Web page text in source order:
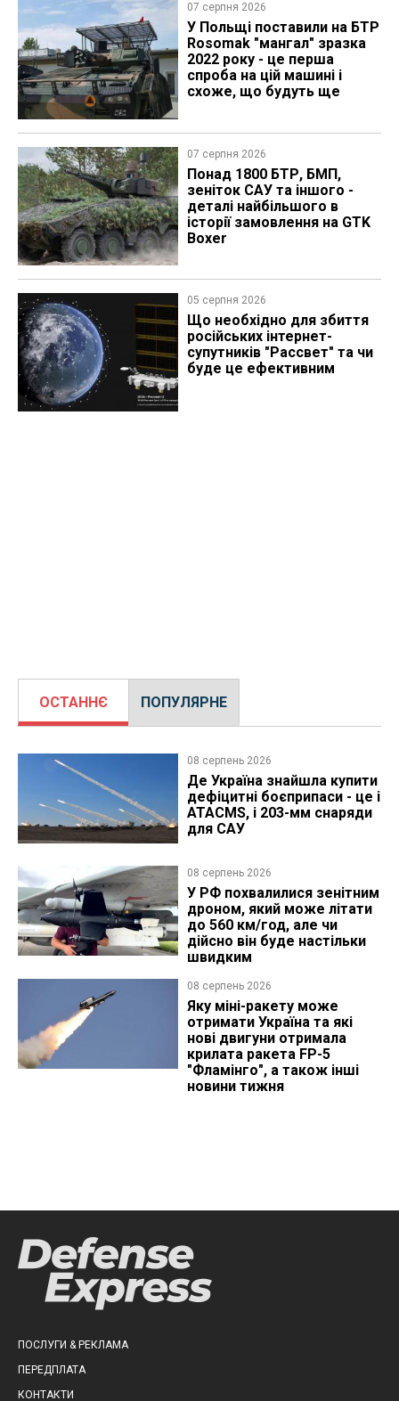
07 серпня 2026
У Польщі поставили на БТР
Rosomak "мангал" зразка
2022 року - це перша
спроба на цій машині і
схоже, що будуть ще
07 серпня 2026
Понад 1800 БТР, БМП,
зеніток САУ та іншого -
деталі найбільшого в
історії замовлення на GTK
Boxer
05 серпня 2026
Що необхідно для збиття
російських інтернет-
супутників "Рассвет" та чи
буде це ефективним
ОСТАННЄ ПОПУЛЯРНЕ
08 серпень 2026
Де Україна знайшла купити
дефіцитні боєприпаси - це і
ATACMS, і 203-мм снаряди
для САУ
08 серпень 2026
У РФ похвалилися зенітним
дроном, який може літати
до 560 км/год, але чи
дійсно він буде настільки
швидким
08 серпень 2026
Яку міні-ракету може
отримати Україна та які
нові двигуни отримала
крилата ракета FP-5
"Фламінго", а також інші
новини тижня
ПОСЛУГИ & РЕКЛАМА
ПЕРЕДПЛАТА
КОНТАКТИ